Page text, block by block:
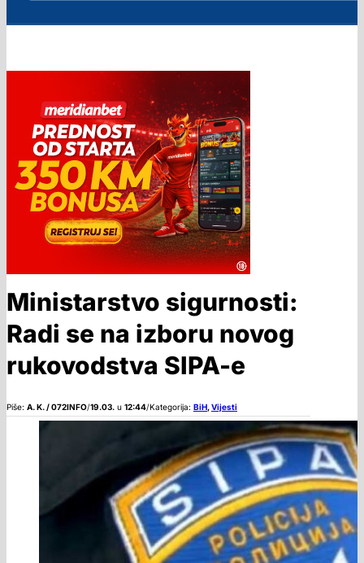
Ministarstvo sigurnosti:
Radi se na izboru novog
rukovodstva SIPA-e
Piše: A. K. / 072INFO/19.03. u 12:44/Kategorija: BiH,Vijesti